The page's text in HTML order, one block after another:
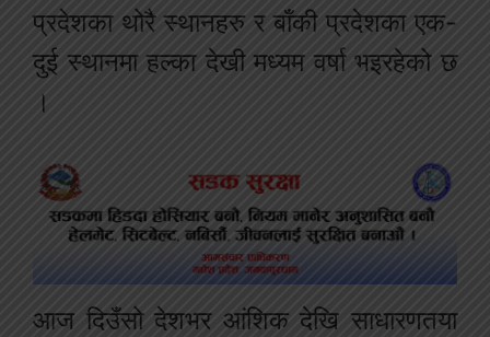
प्रदेशका थोरै स्थानहरु र बाँकी प्रदेशका एक-
दुई स्थानमा हल्का देखी मध्यम वर्षा भइरहेको छ
।
आज दिउँसो देशभर आंशिक देखि साधारणतया